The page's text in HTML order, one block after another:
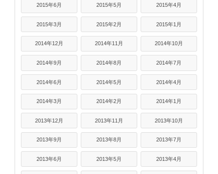
2015年6月 2015年5月 2015年4月
2015年3月 2015年2月 2015年1月
2014年12月 2014年11月 2014年10月
2014年9月 2014年8月 2014年7月
2014年6月 2014年5月 2014年4月
2014年3月 2014年2月 2014年1月
2013年12月 2013年11月 2013年10月
2013年9月 2013年8月 2013年7月
2013年6月 2013年5月 2013年4月